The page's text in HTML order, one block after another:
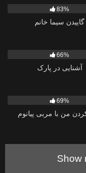
83%
گاییدن سیما خانم
66%
آشنایی در پارک
69%
من با مربی پیانوم
Show